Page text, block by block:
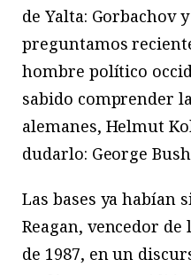
de Yalta: Gorbachov
preguntamos
hombre político
sabido comprender
alemanes, Helmut
dudarlo: George
Las bases ya habían
Reagan, vencedor
de 1987, en un